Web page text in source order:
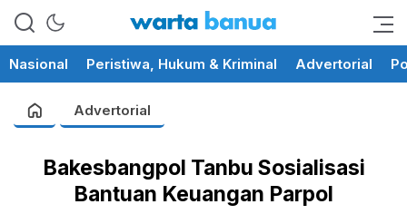
wartabanua.com
memberikan informasi yang
Nasional Peristiwa, Hukum & Kriminal Advertorial
Advertorial
Bakesbangpol Tanbu Sosialisasi
Bantuan Keuangan Parpol